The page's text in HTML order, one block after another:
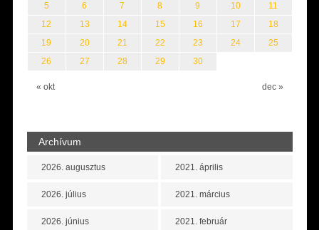
« okt dec »
5
6 7 8 9 10
11
12
13 14 15 16 17
18
19
20 21 22 23 24
25
26
27 28 29 30
Archívum
2026. augusztus
2026. július
2026. június
2021. április
2021. március
2021. február